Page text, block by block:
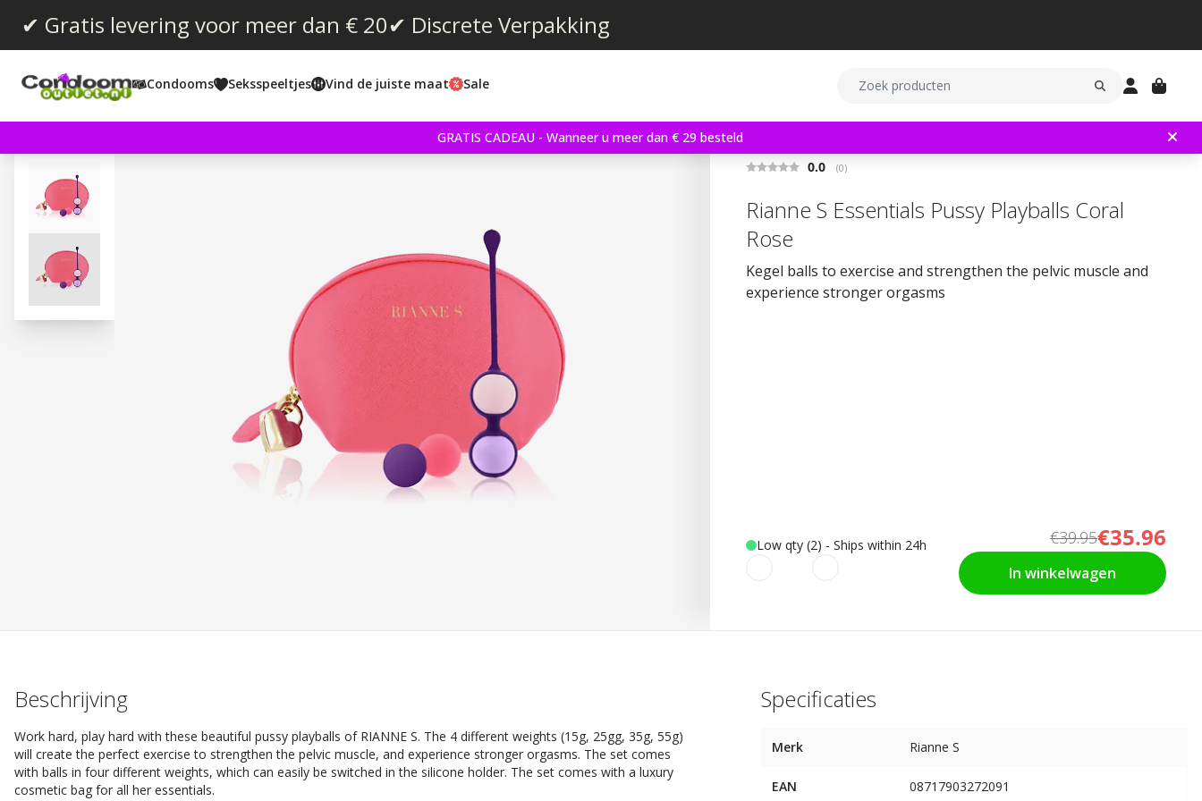
✔ Gratis levering voor meer dan € 20✔ Discrete Verpakking
Condooms Seksspeeltjes Vind de juiste maat Sale
GRATIS CADEAU - Wanneer u meer dan € 29 besteld
Gemiddelde beoordeling:
0.0 (aantal stemmen:
0)
Rianne S Essentials Pussy Playballs Coral
Rose
Kegel balls to exercise and strengthen the pelvic muscle and
experience stronger orgasms
Low qty (2) - Ships within 24h €39.95€35.96
In winkelwagen
Beschrijving
Work hard, play hard with these beautiful pussy playballs of RIANNE S. The 4 different weights (15g, 25gg, 35g, 55g)
will create the perfect exercise to strengthen the pelvic muscle, and experience stronger orgasms. The set comes
with balls in four different weights, which can easily be switched in the silicone holder. The set comes with a luxury
cosmetic bag for all her essentials.
Specificaties
Merk Rianne S
EAN 08717903272091